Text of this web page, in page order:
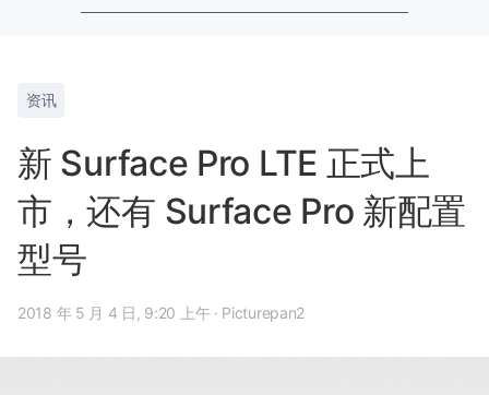
资讯
新 Surface Pro LTE 正式上
市，还有 Surface Pro 新配置
型号
2018 年 5 月 4 日, 9:20 上午 · Picturepan2